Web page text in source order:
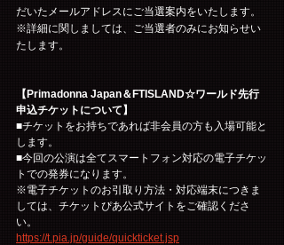
だいたメールアドレスにご当選案内をいたします。
※詳細に関しましては、ご当選者のみにお知らせい
たします。
【Primadonna Japan＆FTISLAND☆ワールド先行
申込チケットについて】
■チケットをお持ちであれば非会員の方も入場可能と
します。
■今回の公演は全てスマートフォン対応の電子チケッ
トでの発券になります。
※電子チケットのお引取り方法・対応端末につきま
しては、チケットぴあ公式サイトをご確認くださ
い。
https://t.pia.jp/guide/quickticket.jsp